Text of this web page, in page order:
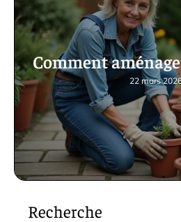
Comment
22 mars
Recherche